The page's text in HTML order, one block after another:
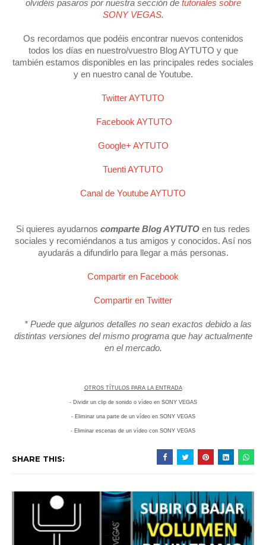
olvidéis pasaros por nuestra sección de tutoriales sobre
SONY VEGAS.
Os recordamos que podéis encontrar nuevos contenidos
todos los días en nuestro/vuestro Blog AYTUTO y que
también estamos disponibles en las principales redes sociales
y en nuestro canal de Youtube.
Twitter AYTUTO
Facebook AYTUTO
Google+ AYTUTO
Tuenti AYTUTO
Canal de Youtube AYTUTO
Si quieres ayudarnos comparte Blog AYTUTO en tus redes
sociales y recomiéndanos a tus amigos y conocidos. Así nos
ayudarás a difundirlo para llegar a más personas.
Compartir en Facebook
Compartir en Twitter
* Puede que algunos detalles no sean exactos debido a las
distintas versiones del mismo programa que hay actualmente
en el mercado.
OTROS TÍTULOS PARA LA ENTRADA
- Dividir un clip de sonido o vídeo en SONY VEGAS
- Eliminar una parte de un vídeo en SONY VEGAS
- Eliminar escenas de un vídeo con SONY VEGAS
SHARE THIS: